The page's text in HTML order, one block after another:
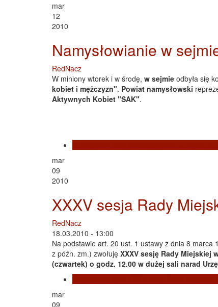
mar
12
2010
Namysłowianie w
RedNacz
W miniony wtorek i w środę, w sejmie odbyła się
kobiet i mężczyzn". Powiat namysłowski
Aktywnych Kobiet "SAK".
mar
09
2010
XXXV sesja Rady
RedNacz
18.03.2010 - 13:00
Na podstawie art. 20 ust. 1 ustawy z dnia 8 marca
z późn. zm.) zwołuję XXXV sesję Rady Miejskiej
(czwartek) o godz. 12.00 w dużej sali narad
mar
09